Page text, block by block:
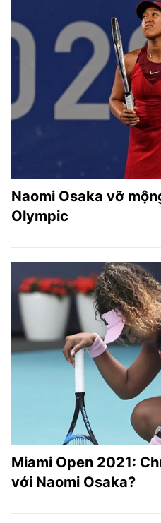
Naomi Osaka vỡ
Olympic
Miami Open 2021:
với Naomi Osaka?